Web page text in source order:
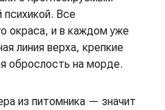
психикой. Все
окраса, и в каждом уже
линия верха, крепкие
оброслость на морде.
из питомника — значит